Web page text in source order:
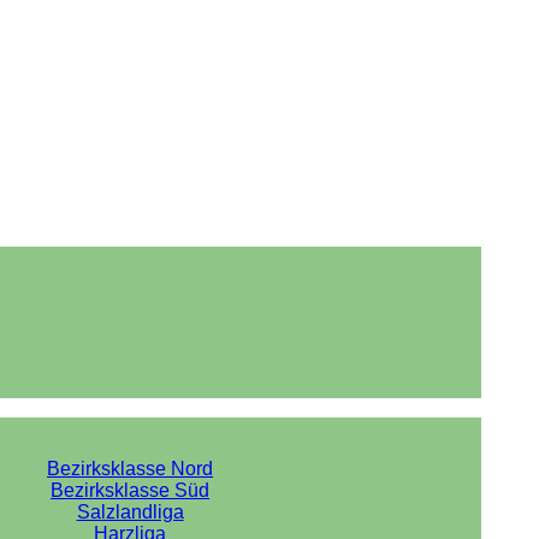
Bezirksklasse Nord
Bezirksklasse Süd
Salzlandliga
Harzliga